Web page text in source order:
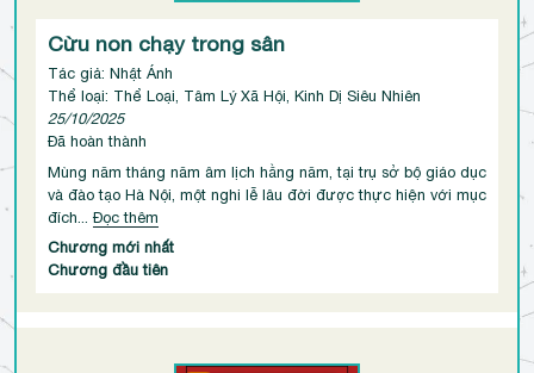
Cừu non chạy trong sân
Tác giả: Nhật Ánh
Thể loại: Thể Loại, Tâm Lý Xã Hội, Kinh Dị Siêu Nhiên
25/10/2025
Đã hoàn thành
Mùng năm tháng năm âm lịch hằng năm, tại trụ sở bộ giáo dục
và đào tạo Hà Nội, một nghi lễ lâu đời được thực hiện với mục
đích... Đọc thêm
Chương mới nhất
Chương đầu tiên